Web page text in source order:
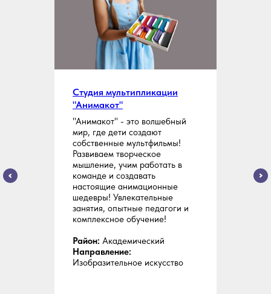
Студия мультипликации
"Анимакот"
"Анимакот" - это волшебный
мир, где дети создают
собственные мультфильмы!
Развиваем творческое
мышление, учим работать в
команде и создавать
настоящие анимационные
шедевры! Увлекательные
занятия, опытные педагоги и
комплексное обучение!
Район: Академический
Направление:
Изобразительное искусство